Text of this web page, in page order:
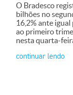
O Bradesco
bilhões no
16,2% ante igual
ao primeiro
nesta quarta-
continuar lendo